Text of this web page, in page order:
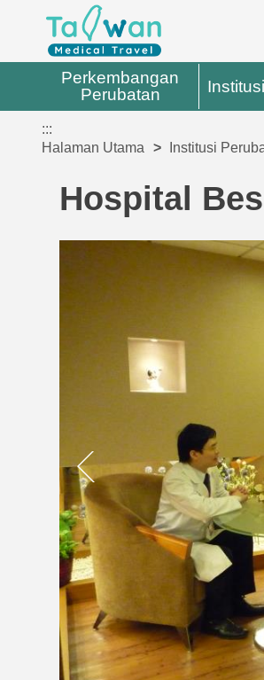
Perkembangan
Perubatan
:::
Halaman Utama
Institusi
Hospital